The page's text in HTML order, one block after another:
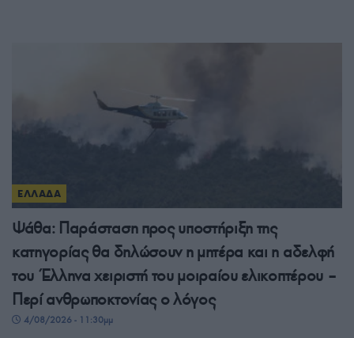
ΕΛΛΑΔΑ
Ψάθα: Παράσταση προς υποστήριξη της
κατηγορίας θα δηλώσουν η μητέρα και η αδελφή
του Έλληνα χειριστή του μοιραίου ελικοπτέρου –
Περί ανθρωποκτονίας ο λόγος
4/08/2026 - 11:30μμ